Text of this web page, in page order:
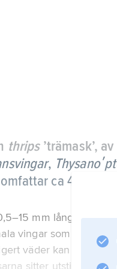
thrips’trämask’,
,
ca 4 500
mm långa
vingar som har
väder kan de flyga
sitter utstjälpbara